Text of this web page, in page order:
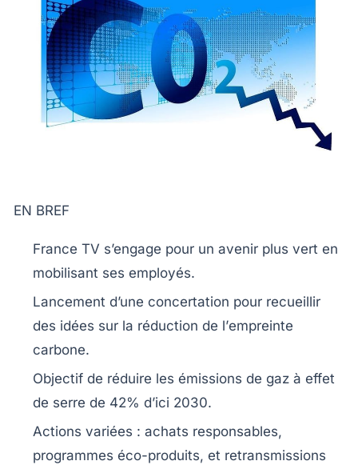
EN BREF
France TV s’engage pour un avenir plus vert en
mobilisant ses employés.
Lancement d’une concertation pour recueillir
des idées sur la réduction de l’empreinte
carbone.
Objectif de réduire les émissions de gaz à effet
de serre de 42% d’ici 2030.
Actions variées : achats responsables,
programmes éco-produits, et retransmissions